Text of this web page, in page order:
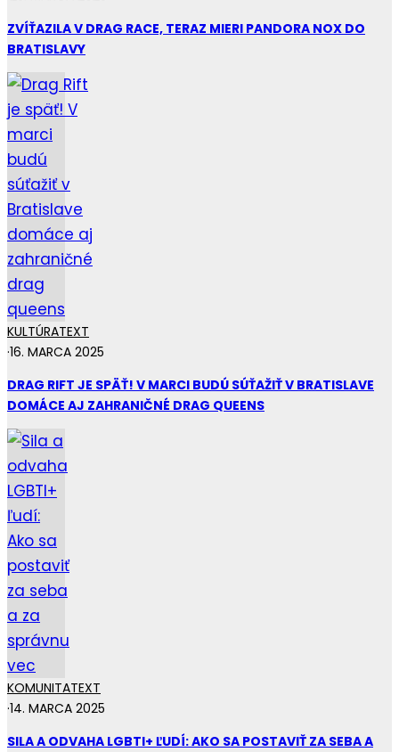
ZVÍŤAZILA V DRAG RACE, TERAZ MIERI PANDORA NOX DO
BRATISLAVY
KULTÚRATEXT
·16. MARCA 2025
DRAG RIFT JE SPÄŤ! V MARCI BUDÚ SÚŤAŽIŤ V BRATISLAVE
DOMÁCE AJ ZAHRANIČNÉ DRAG QUEENS
KOMUNITATEXT
·14. MARCA 2025
SILA A ODVAHA LGBTI+ ĽUDÍ: AKO SA POSTAVIŤ ZA SEBA A